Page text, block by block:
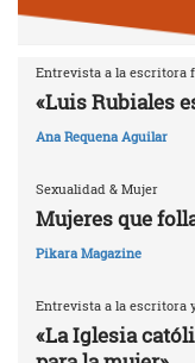
Entrevista a la escritora
«Luis Rubiales
Ana Requena Aguilar
Sexualidad & Mujer
Mujeres que
Pikara Magazine
Entrevista a la escritora
«La Iglesia